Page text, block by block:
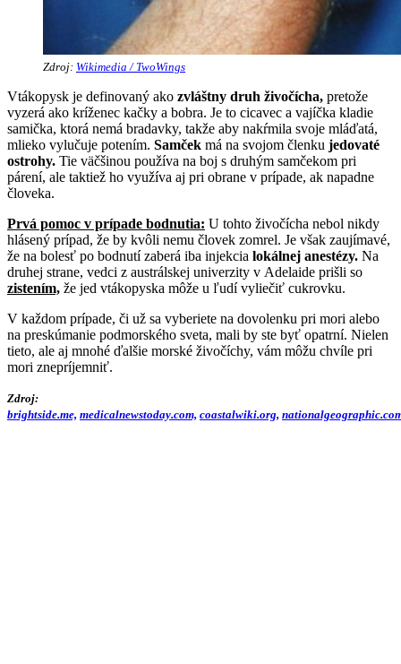
Zdroj: Wikimedia / TwoWings
Vtákopysk je definovaný ako zvláštny druh živočícha, pretože
vyzerá ako kríženec kačky a bobra. Je to cicavec a vajíčka kladie
samička, ktorá nemá bradavky, takže aby nakŕmila svoje mláďatá,
mlieko vylučuje potením. Samček má na svojom členku jedovaté
ostrohy. Tie väčšinou používa na boj s druhým samčekom pri
párení, ale taktiež ho využíva aj pri obrane v prípade, ak napadne
človeka.
Prvá pomoc v prípade bodnutia: U tohto živočícha nebol nikdy
hlásený prípad, že by kvôli nemu človek zomrel. Je však zaujímavé,
že na bolesť po bodnutí zaberá iba injekcia lokálnej anestézy. Na
druhej strane, vedci z austrálskej univerzity v Adelaide prišli so
zistením, že jed vtákopyska môže u ľudí vyliečiť cukrovku.
V každom prípade, či už sa vyberiete na dovolenku pri mori alebo
na preskúmanie podmorského sveta, mali by ste byť opatrní. Nielen
tieto, ale aj mnohé ďalšie morské živočíchy, vám môžu chvíle pri
mori znepríjemniť.
Zdroj:
brightside.me, medicalnewstoday.com, coastalwiki.org,